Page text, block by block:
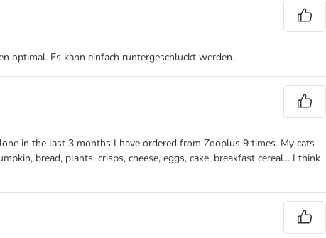
optimal. Es kann einfach runtergeschluckt werden.
in the last 3 months I have ordered from Zooplus 9 times. My cats
bread, plants, crisps, cheese, eggs, cake, breakfast cereal... I think